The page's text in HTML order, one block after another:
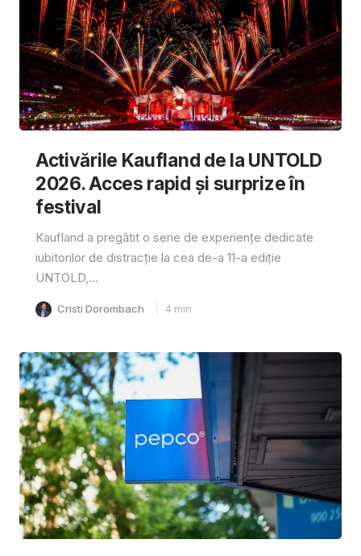
Activările Kaufland de la UNTOLD
2026. Acces rapid și surprize în
festival
Kaufland a pregătit o serie de experiențe dedicate
iubitorilor de distracție la cea de-a 11-a ediție
UNTOLD,...
Cristi Dorombach 4 min